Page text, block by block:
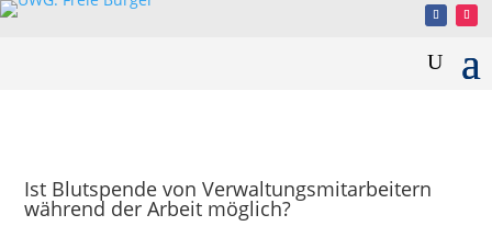
Ist Blutspende von Verwaltungsmitarbeitern
während der Arbeit möglich?